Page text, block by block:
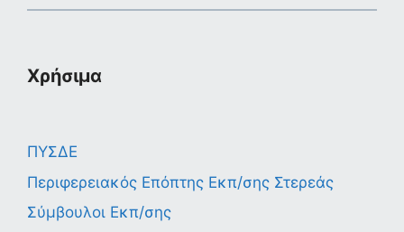
Χρήσιμα
ΠΥΣΔΕ
Περιφερειακός Επόπτης Εκπ/σης Στερεάς
Σύμβουλοι Εκπ/σης